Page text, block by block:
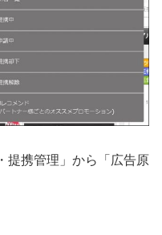
提携管理」から「広告原